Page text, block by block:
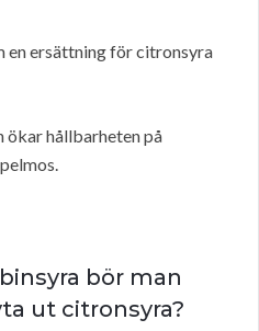
en ersättning för citronsyra
ökar hållbarheten på
bör man
ut citronsyra?